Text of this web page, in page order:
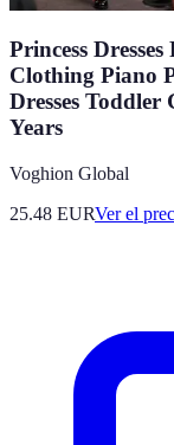
Princess
Clothing Piano
Dresses Toddler
Years
Voghion Global
25.48 EURVer el